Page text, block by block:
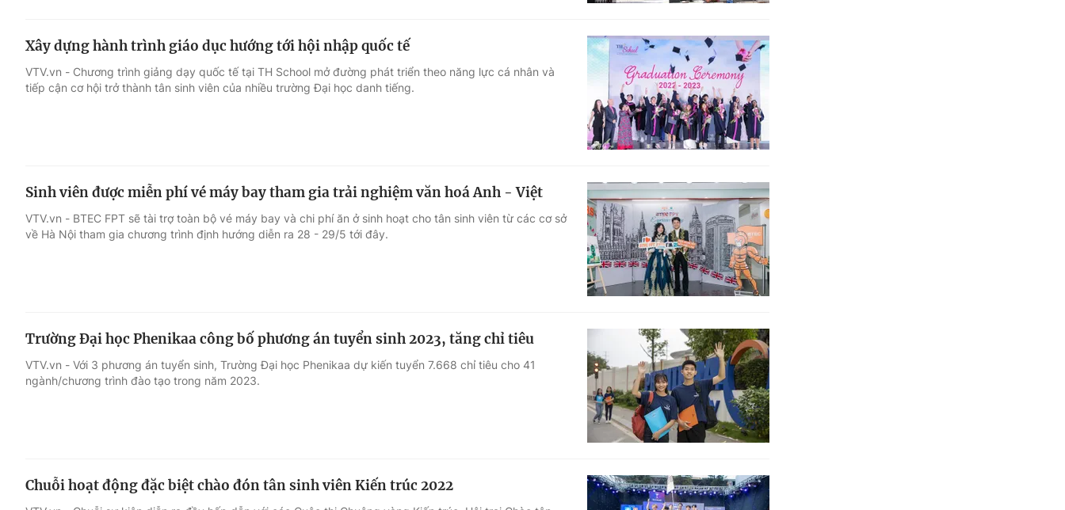
Xây dựng hành trình giáo dục hướng tới hội nhập quốc tế
VTV.vn - Chương trình giảng dạy quốc tế tại TH School mở đường phát triển theo năng lực cá nhân và
tiếp cận cơ hội trở thành tân sinh viên của nhiều trường Đại học danh tiếng.
Sinh viên được miễn phí vé máy bay tham gia trải nghiệm văn hoá Anh - Việt
VTV.vn - BTEC FPT sẽ tài trợ toàn bộ vé máy bay và chi phí ăn ở sinh hoạt cho tân sinh viên từ các cơ sở
về Hà Nội tham gia chương trình định hướng diễn ra 28 - 29/5 tới đây.
Trường Đại học Phenikaa công bố phương án tuyển sinh 2023, tăng chỉ tiêu
VTV.vn - Với 3 phương án tuyển sinh, Trường Đại học Phenikaa dự kiến tuyển 7.668 chỉ tiêu cho 41
ngành/chương trình đào tạo trong năm 2023.
Chuỗi hoạt động đặc biệt chào đón tân sinh viên Kiến trúc 2022